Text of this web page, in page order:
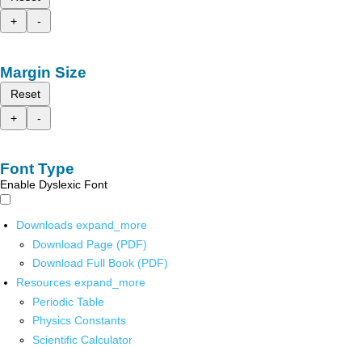
+
-
Margin Size
Reset
+
-
Font Type
Enable Dyslexic Font
Downloads expand_more
Download Page (PDF)
Download Full Book (PDF)
Resources expand_more
Periodic Table
Physics Constants
Scientific Calculator